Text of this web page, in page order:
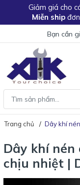
Giảm giá cho
Miễn ship
Bạn cần
Trang chủ Dây khí
Dây khí
chịu nhiệt |